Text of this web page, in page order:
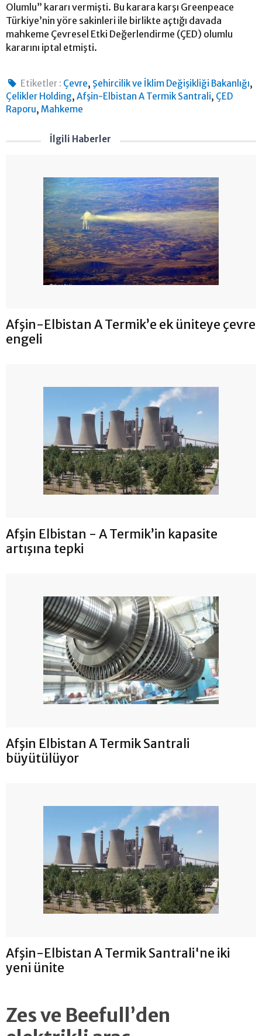
Olumlu” kararı vermişti. Bu karara karşı Greenpeace
Türkiye’nin yöre sakinleri ile birlikte açtığı davada
mahkeme Çevresel Etki Değerlendirme (ÇED) olumlu
kararını iptal etmişti.
Etiketler : Çevre, Şehircilik ve İklim Değişikliği Bakanlığı,
Çelikler Holding, Afşin-Elbistan A Termik Santrali, ÇED
Raporu, Mahkeme
İlgili Haberler
Afşin-Elbistan A Termik’e ek üniteye çevre
engeli
Afşin Elbistan - A Termik’in kapasite
artışına tepki
Afşin Elbistan A Termik Santrali
büyütülüyor
Afşin-Elbistan A Termik Santrali'ne iki
yeni ünite
Zes ve Beefull’den